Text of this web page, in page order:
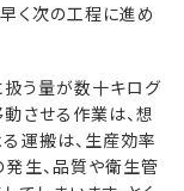
く次の工程に進め
扱う量が数十キログ
させる作業は、想
運搬は、生産効率
生、品質や衛生管